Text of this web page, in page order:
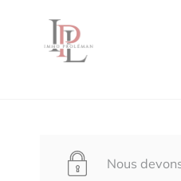
Nous